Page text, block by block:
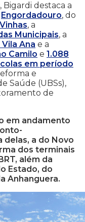
destaca a
Engordadouro, do
, a
Municipais, a
Ana e a
Camilo e 1.088
em período
e
Saúde (UBSs),
de
em andamento
delas, a do Novo
dos terminais
além da
Estado, do
Anhanguera.